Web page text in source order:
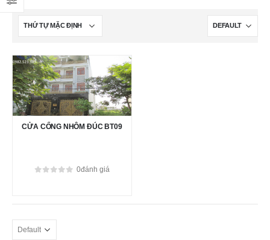
CỬA CỔNG NHÔM ĐÚC BT09
0đánh giá